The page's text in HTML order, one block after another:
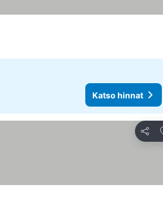
Katso hinnat
Jaa